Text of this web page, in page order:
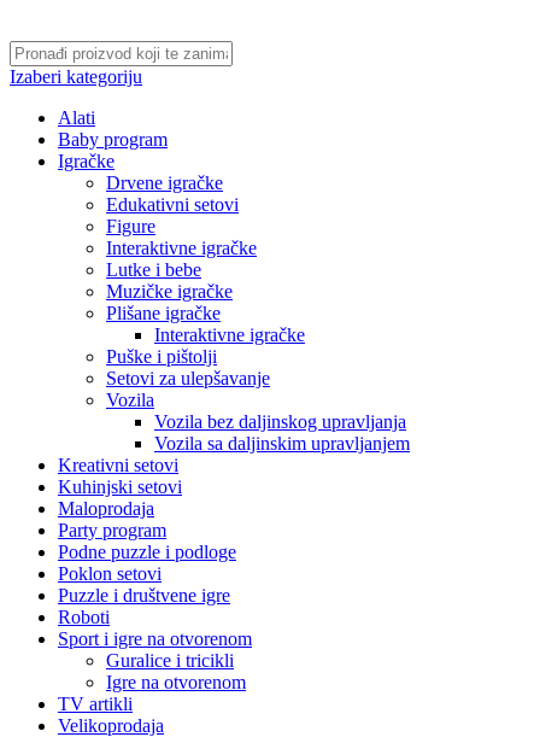
Izaberi kategoriju
Alati
Baby program
Igračke
Drvene igračke
Edukativni setovi
Figure
Interaktivne igračke
Lutke i bebe
Muzičke igračke
Plišane igračke
Interaktivne igračke
Puške i pištolji
Setovi za ulepšavanje
Vozila
Vozila bez daljinskog upravljanja
Vozila sa daljinskim upravljanjem
Kreativni setovi
Kuhinjski setovi
Maloprodaja
Party program
Podne puzzle i podloge
Poklon setovi
Puzzle i društvene igre
Roboti
Sport i igre na otvorenom
Guralice i tricikli
Igre na otvorenom
TV artikli
Velikoprodaja